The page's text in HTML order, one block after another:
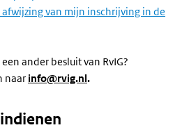
afwijzing van mijn inschrijving in de
ander besluit van RvIG?
naar info@rvig.nl.